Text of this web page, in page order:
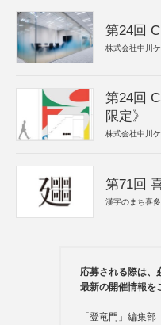
第24回
株式会社中川
第24回
限定》
株式会社中川
第71回
漢字のまち喜
応募される際は、
最新の開催情報を
「登竜門」編集部